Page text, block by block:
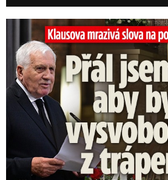
Klausova mrazivá slova na pohřbu